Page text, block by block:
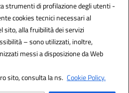
strumenti di profilazione degli utenti -
cookies tecnici necessari al
alla fruibilità dei servizi
– sono utilizzati, inoltre,
messi a disposizione da Web
sito, consulta la ns. Cookie Policy.
(IPA): istsc_cevc01000b
ZUT1RT
by 3D Solution S.r.l.
by Designers Italia